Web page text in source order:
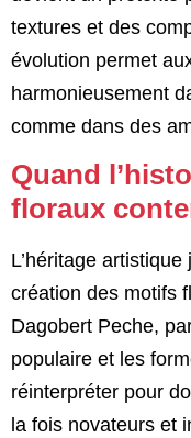
textures et des
évolution permet
harmonieusement
comme dans des
Quand
floraux
L’héritage
création des motifs
Dagobert Peche,
populaire et les
réinterpréter pour
la fois novateurs et